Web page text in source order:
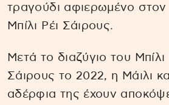
τραγούδι αφιερωμένο στον
Μπίλι Ρέι Σάιρους.
Μετά το διαζύγιο του Μπίλι
Σάιρους το 2022, η Μάιλι
αδέρφια της έχουν